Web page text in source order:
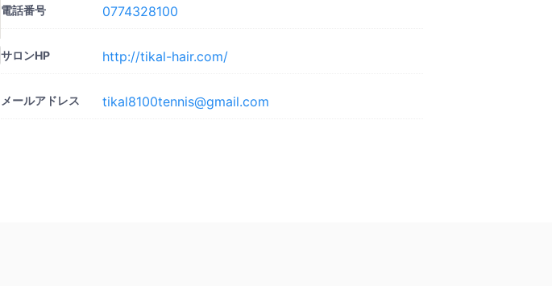
電話番号 0774328100
サロンHP http://tikal-hair.com/
メールアドレス tikal8100tennis@gmail.com